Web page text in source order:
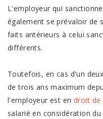
L'employeur qui
également se prévaloir de
faits antérieurs à celui
différents.
Toutefois, en cas d'un
de trois ans maximum
l'employeur est en droit de
salarié en considération